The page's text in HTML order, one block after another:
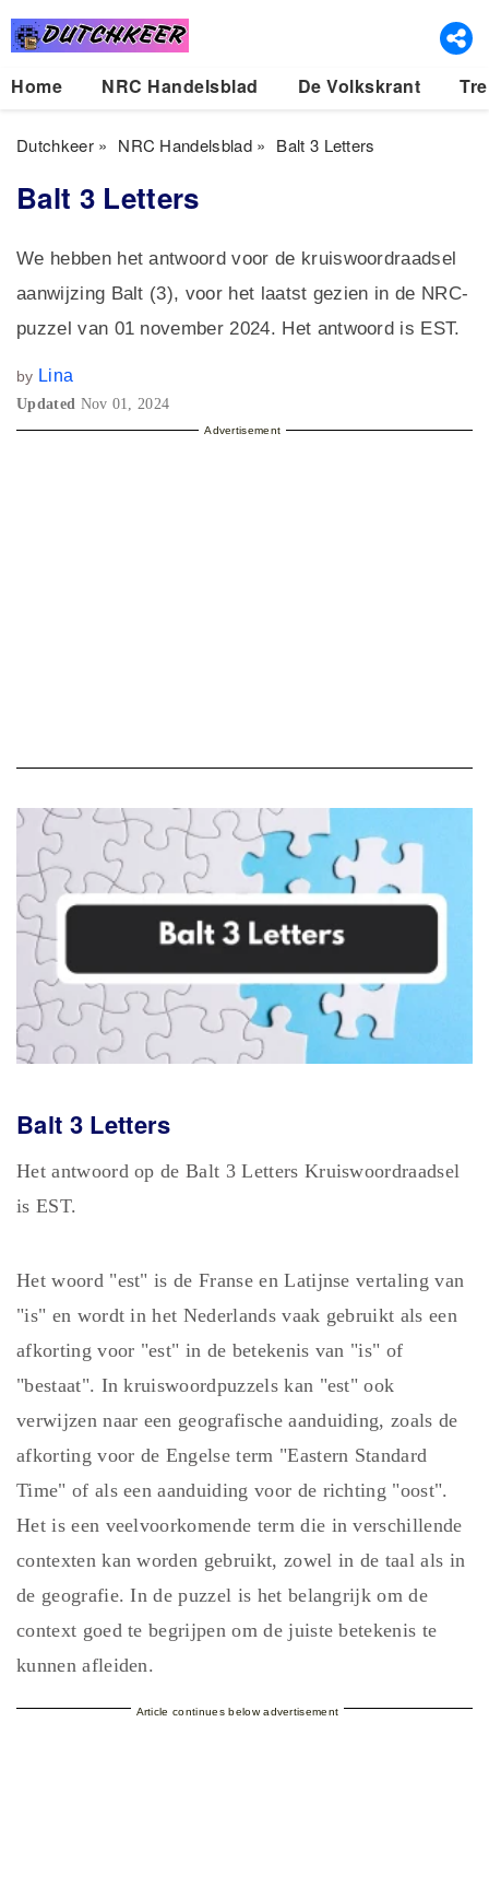
Home NRC Handelsblad De Volkskrant
Dutchkeer» NRC Handelsblad » Balt 3 Letters
Balt 3 Letters
We hebben het antwoord voor de kruiswoordraadsel
aanwijzing Balt (3), voor het laatst gezien in de NRC-
puzzel van 01 november 2024. Het antwoord is EST.
by Lina
Updated Nov 01, 2024
Advertisement
Balt 3 Letters
Het antwoord op de Balt 3 Letters Kruiswoordraadsel
is EST.
Het woord "est" is de Franse en Latijnse vertaling van
"is" en wordt in het Nederlands vaak gebruikt als een
afkorting voor "est" in de betekenis van "is" of
"bestaat". In kruiswoordpuzzels kan "est" ook
verwijzen naar een geografische aanduiding, zoals de
afkorting voor de Engelse term "Eastern Standard
Time" of als een aanduiding voor de richting "oost".
Het is een veelvoorkomende term die in verschillende
contexten kan worden gebruikt, zowel in de taal als in
de geografie. In de puzzel is het belangrijk om de
context goed te begrijpen om de juiste betekenis te
kunnen afleiden.
Article continues below advertisement